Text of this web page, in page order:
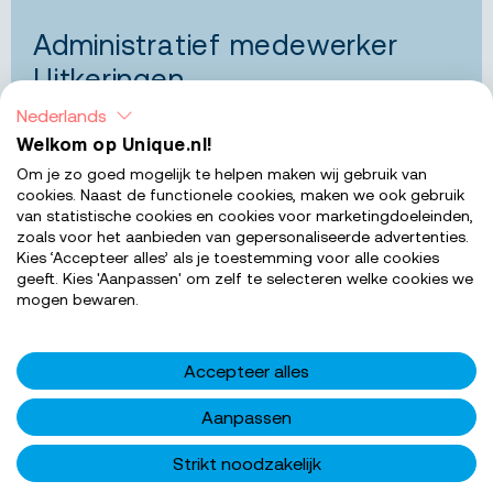
Administratief medewerker
Uitkeringen
Wil jij in Alkmaar dagelijks maatschappelijke impact
maken, jezelf ontwikkelen met 800+ opleidingen en
genieten van een goede werk-privébalans?
Solliciteer nu en maak het versc...
Salarisindicatie € 2.640 - € 3.400
Uren per week 32-38
BEKIJK
Nederlands
Welkom op Unique.nl!
Om je zo goed mogelijk te helpen maken wij gebruik van
cookies. Naast de functionele cookies, maken we ook gebruik
van statistische cookies en cookies voor marketingdoeleinden,
zoals voor het aanbieden van gepersonaliseerde advertenties.
Kies ‘Accepteer alles’ als je toestemming voor alle cookies
geeft. Kies 'Aanpassen' om zelf te selecteren welke cookies we
mogen bewaren.
Accepteer alles
Aanpassen
Strikt noodzakelijk